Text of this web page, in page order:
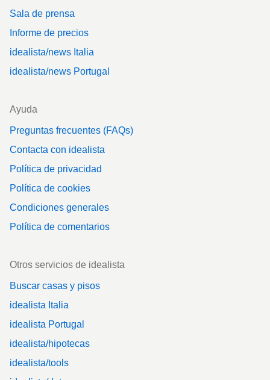
Sala de prensa
Informe de precios
idealista/news Italia
idealista/news Portugal
Ayuda
Preguntas frecuentes (FAQs)
Contacta con idealista
Política de privacidad
Política de cookies
Condiciones generales
Política de comentarios
Otros servicios de idealista
Buscar casas y pisos
idealista Italia
idealista Portugal
idealista/hipotecas
idealista/tools